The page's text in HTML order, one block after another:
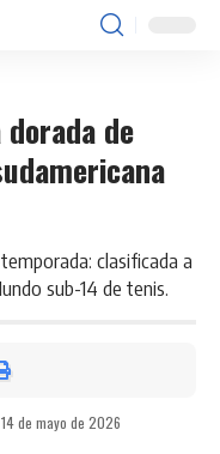
de
clasificada a
sub-14 de tenis.
de mayo de 2026